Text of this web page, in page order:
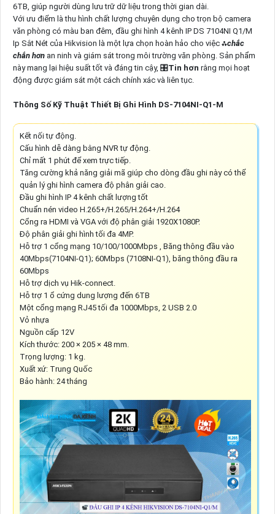
6TB, giúp người dùng lưu trữ dữ liệu trong thời gian dài.
Với ưu điểm là thu hình chất lượng chuyên dụng cho trọn bộ camera
văn phòng có màu ban đêm, đầu ghi hình 4 kênh IP DS 7104NI Q1/M
Ip Sắt Nét của Hikvision là một lựa chọn hoàn hảo cho việc ⁂chắc
chắn hơnan ninh và giám sát trong môi trường văn phòng. Sản phẩm
này mang lại hiệu suất tốt và đáng tin cậy, 🎛Tin hơn rằng mọi hoạt
động được giám sát một cách chính xác và liên tục.
Thông Số Kỹ Thuật Thiết Bị Ghi Hình DS-7104NI-Q1-M
Kết nối tự động.
Cấu hình dễ dàng bằng NVR tự động.
Chỉ mất 1 phút để xem trực tiếp.
Tăng cường khả năng giải mã giúp cho dòng đầu ghi này có thể
quản lý ghi hình camera độ phân giải cao.
Đầu ghi hình IP 4 kênh chất lượng tốt
Chuẩn nén video H.265+/H.265/H.264+/H.264
Cổng ra HDMI và VGA với độ phân giải 1920X1080P.
Độ phân giải ghi hình tối đa 4MP.
Hỗ trợ 1 cổng mạng 10/100/1000Mbps , Băng thông đầu vào
40Mbps(7104NI-Q1); 60Mbps (7108NI-Q1), băng thông đầu ra
60Mbps
Hỗ trợ dịch vụ Hik-connect.
Hỗ trợ 1 ổ cứng dung lượng đến 6TB
Một cổng mạng RJ45 tối đa 1000Mbps, 2 USB 2.0
Vỏ nhựa
Nguồn cấp 12V
Kích thước: 200 × 205 × 48 mm.
Trọng lượng: 1 kg.
Xuất xứ: Trung Quốc
Bảo hành: 24 tháng